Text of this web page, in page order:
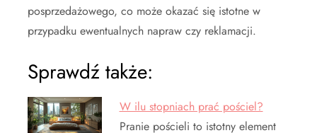
posprzedażowego, co może okazać się istotne w
przypadku ewentualnych napraw czy reklamacji.
Sprawdź także:
W ilu stopniach prać pościel?
Pranie pościeli to istotny element